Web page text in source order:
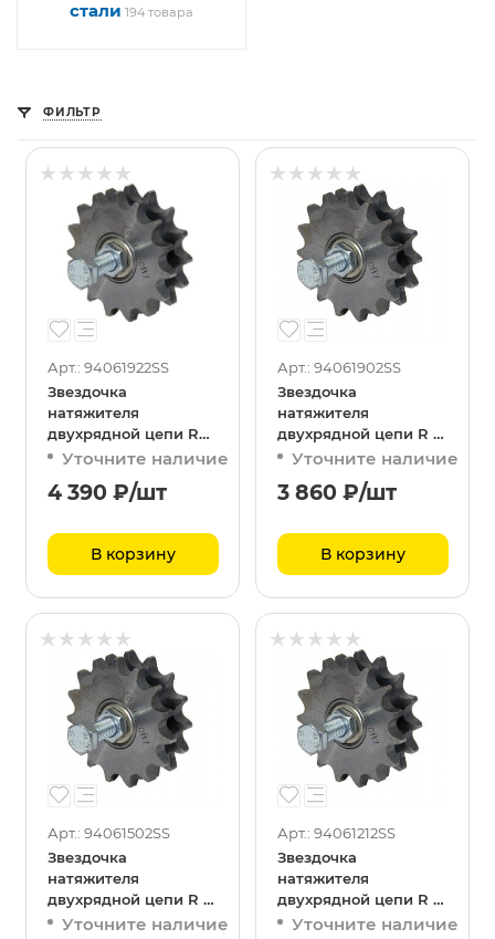
стали 194 товара
ФИЛЬТР
Арт.: 94061922SS
Звездочка
натяжителя
двухрядной цепи R
20 3/4
Уточните наличие
4 390 ₽/шт
В корзину
Арт.: 94061902SS
Звездочка
натяжителя
двухрядной цепи R 12
3/4Уточните наличие
3 860 ₽/шт
В корзину
Арт.: 94061502SS
Звездочка
натяжителя
двухрядной цепи R 12
5/8Уточните наличие
Арт.: 94061212SS
Звездочка
натяжителя
двухрядной цепи R 10
1/2Уточните наличие